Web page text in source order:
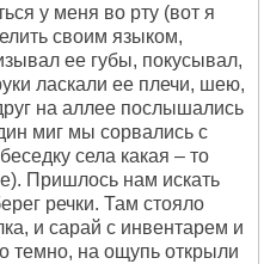
у меня во рту (вот я
своим языком,
ее губы, покусывал,
ласкали ее плечи, шею,
на аллее послышались
миг мы сорвались с
села какая – то
Пришлось нам искать
речки. Там стояло
и сарай с инвентарем и
темно, на ощупь открыли